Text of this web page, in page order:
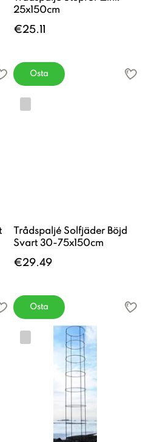
25x150cm
€25.11
Osta
Trådspaljé Solfjäder Böjd
Svart 30-75x150cm
€29.49
Osta